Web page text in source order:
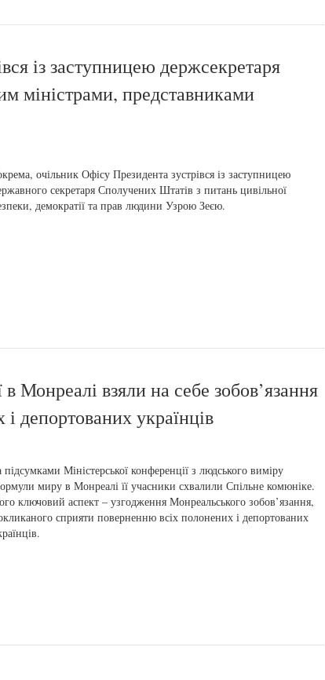
із заступницею держсекретаря
міністрами, представниками
очільник Офісу Президента зустрівся із заступницею
секретаря Сполучених Штатів з питань цивільної
демократії та прав людини Узрою Зеєю.
Монреалі взяли на себе зобов’язання
депортованих українців
підсумками Міністерської конференції з людського виміру
миру в Монреалі її учасники схвалили Спільне комюніке.
ключовий аспект – узгодження Монреальського зобов’язання,
сприяти поверненню всіх полонених і депортованих